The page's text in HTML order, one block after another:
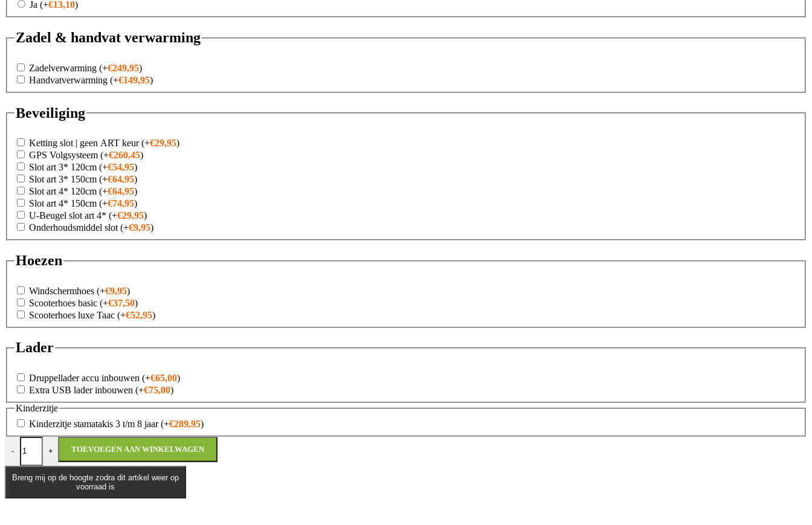
Ja (+€13,10)
Zadel & handvat verwarming
Zadelverwarming (+€249,95)
Handvatverwarming (+€149,95)
Beveiliging
Ketting slot | geen ART keur(+€29,95)
GPS Volgsysteem (+€260,45)
Slot art 3* 120cm (+€54,95)
Slot art 3* 150cm (+€64,95)
Slot art 4* 120cm (+€64,95)
Slot art 4* 150cm (+€74,95)
U-Beugel slot art 4* (+€29,95)
Onderhoudsmiddel slot (+€9,95)
Hoezen
Windschermhoes (+€9,95)
Scooterhoes basic (+€37,50)
Scooterhoes luxe Taac (+€52,95)
Lader
Druppellader accu inbouwen (+€65,00)
Extra USB lader inbouwen (+€75,00)
Kinderzitje
Kinderzitje stamatakis 3 t/m 8 jaar(+€289,95)
-
Yadea M6L aantal
+ TOEVOEGEN AAN WINKELWAGEN
Breng mij op de hoogte zodra dit artikel weer op
voorraad is